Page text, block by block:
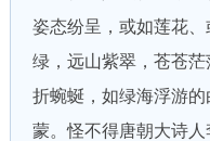
姿态纷呈，或如莲花
绿，远山紫翠，苍苍
折蜿蜒，如绿海浮游
蒙。怪不得唐朝大诗人